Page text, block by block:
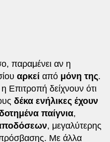
παραμένει αν η
αρκείαπό μόνη της.
Επιτροπή δείχνουν ότι
δέκα ενήλικες έχουν
παίγνια,
, μεγαλύτερης
Με άλλα